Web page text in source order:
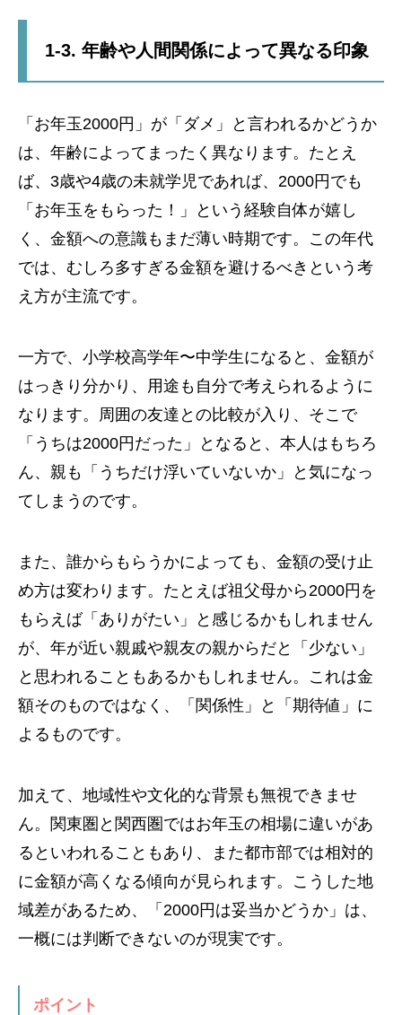
1-3. 年齢や人間関係によって異なる印象
「お年玉2000円」が「ダメ」と言われるかどうか
は、年齢によってまったく異なります。たとえ
ば、3歳や4歳の未就学児であれば、2000円でも
「お年玉をもらった！」という経験自体が嬉し
く、金額への意識もまだ薄い時期です。この年代
では、むしろ多すぎる金額を避けるべきという考
え方が主流です。
一方で、小学校高学年〜中学生になると、金額が
はっきり分かり、用途も自分で考えられるように
なります。周囲の友達との比較が入り、そこで
「うちは2000円だった」となると、本人はもちろ
ん、親も「うちだけ浮いていないか」と気になっ
てしまうのです。
また、誰からもらうかによっても、金額の受け止
め方は変わります。たとえば祖父母から2000円を
もらえば「ありがたい」と感じるかもしれません
が、年が近い親戚や親友の親からだと「少ない」
と思われることもあるかもしれません。これは金
額そのものではなく、「関係性」と「期待値」に
よるものです。
加えて、地域性や文化的な背景も無視できませ
ん。関東圏と関西圏ではお年玉の相場に違いがあ
るといわれることもあり、また都市部では相対的
に金額が高くなる傾向が見られます。こうした地
域差があるため、「2000円は妥当かどうか」は、
一概には判断できないのが現実です。
ポイント